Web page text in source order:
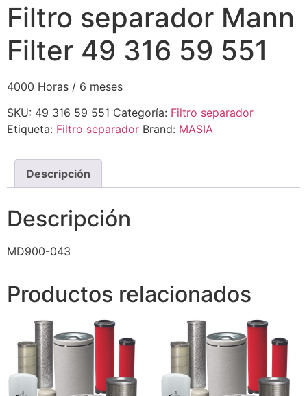
Filtro separador Mann
Filter 49 316 59 551
4000 Horas / 6 meses
SKU: 49 316 59 551 Categoría: Filtro separador
Etiqueta: Filtro separador Brand: MASIA
Descripción
Descripción
MD900-043
Productos relacionados